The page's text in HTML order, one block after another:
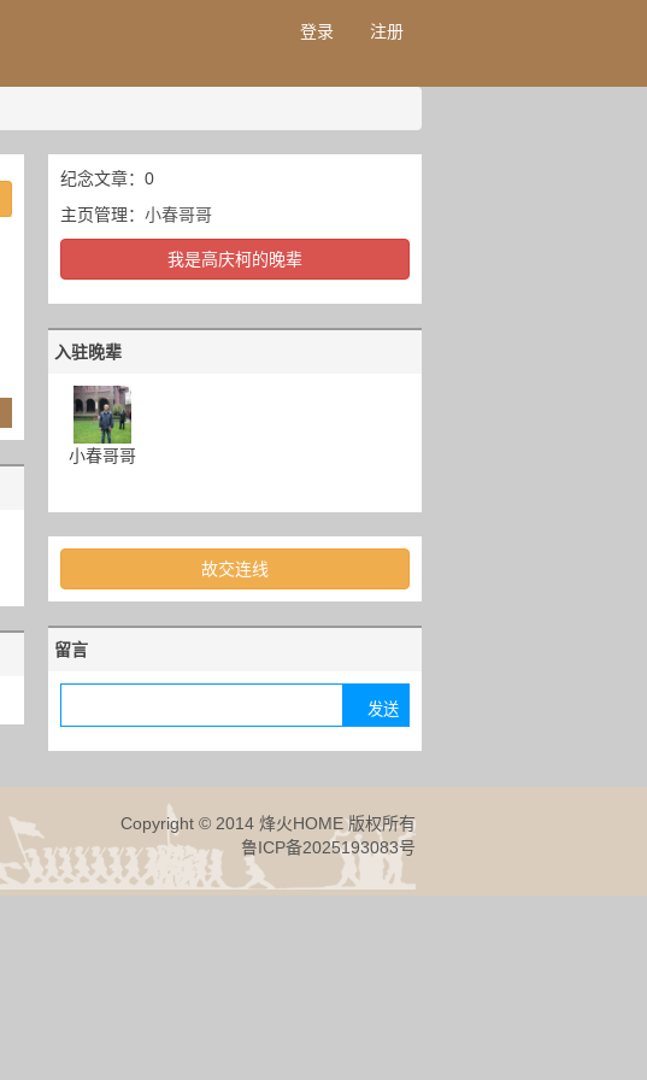
登录 注册
纪念文章：0
主页管理： 小春哥哥
我是高庆柯的晚辈
入驻晚辈
小春哥哥
故交连线
留言
Copyright © 2014 烽火HOME 版权所有
鲁ICP备2025193083号